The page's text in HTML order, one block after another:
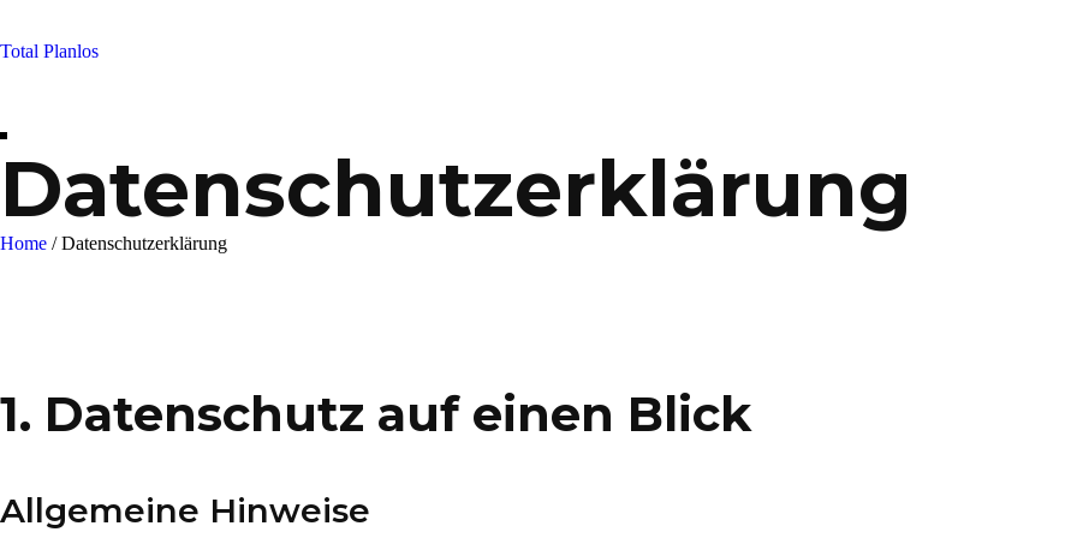
content
Total Planlos
Datenschutzerklärung
Home /Datenschutzerklärung
1. Datenschutz auf einen Blick
Allgemeine Hinweise